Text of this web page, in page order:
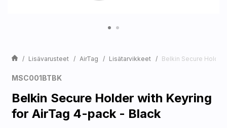
Lisävarusteet AirTag Lisätarvikkeet Belkin Secure
MSC001BTBK
Belkin Secure Holder with Keyring
for AirTag 4-pack - Black